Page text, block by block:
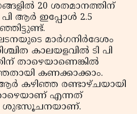
20 ശതമാനത്തിന്
പി ആര്‍ ഇപ്പോള്‍ 2.5
മാര്‍ഗനിര്‍ദേശം
കാലയളവില്‍ ടി പി
താഴെയാണെങ്കില്‍
കണക്കാക്കാം.
കഴിഞ്ഞ രണ്ടാഴ്ചയായി
എന്നത്
ശുഭസൂചനയാണ്.